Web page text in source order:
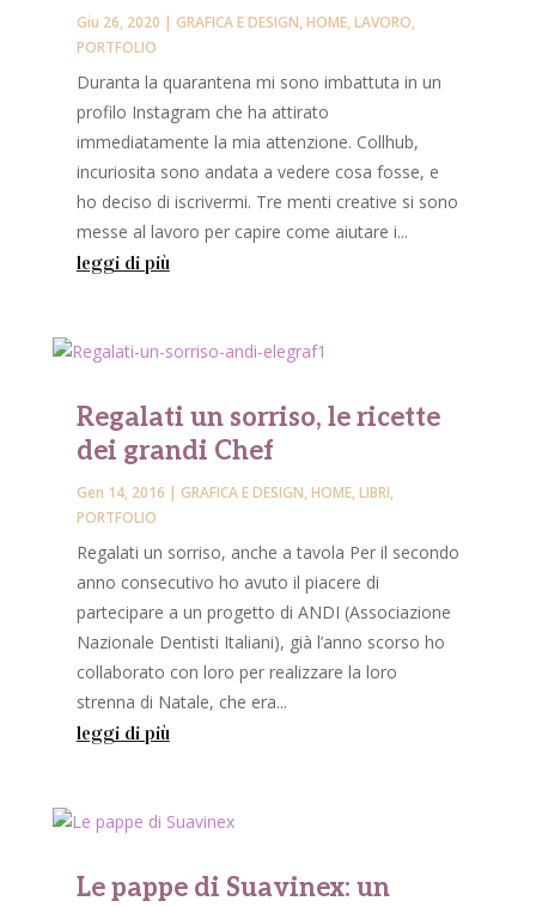
Giu 26, 2020 | GRAFICA E DESIGN,HOME,LAVORO,
PORTFOLIO
Duranta la quarantena mi sono imbattuta in un
profilo Instagram che ha attirato
immediatamente la mia attenzione. Collhub,
incuriosita sono andata a vedere cosa fosse, e
ho deciso di iscrivermi. Tre menti creative si sono
messe al lavoro per capire come aiutare i...
leggi di più
Regalati un sorriso, le ricette
dei grandi Chef
Gen 14, 2016 | GRAFICA E DESIGN,HOME,LIBRI,
PORTFOLIO
Regalati un sorriso, anche a tavola Per il secondo
anno consecutivo ho avuto il piacere di
partecipare a un progetto di ANDI (Associazione
Nazionale Dentisti Italiani), già l’anno scorso ho
collaborato con loro per realizzare la loro
strenna di Natale, che era...
leggi di più
Le pappe di Suavinex: un